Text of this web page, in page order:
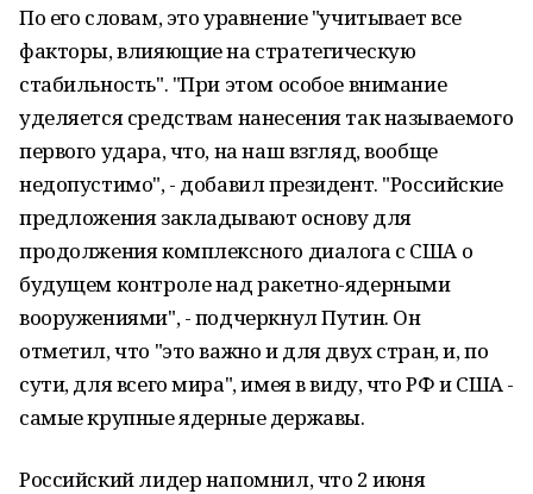
По его словам, это уравнение "учитывает все
факторы, влияющие на стратегическую
стабильность". "При этом особое внимание
уделяется средствам нанесения так называемого
первого удара, что, на наш взгляд, вообще
недопустимо", - добавил президент. "Российские
предложения закладывают основу для
продолжения комплексного диалога с США о
будущем контроле над ракетно-ядерными
вооружениями", - подчеркнул Путин. Он
отметил, что "это важно и для двух стран, и, по
сути, для всего мира", имея в виду, что РФ и США -
самые крупные ядерные державы.
Российский лидер напомнил, что 2 июня